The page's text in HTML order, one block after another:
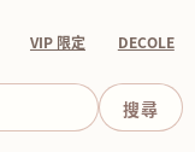
VIP 限定 DECOLE